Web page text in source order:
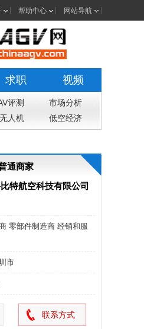
帮助中心 网站导航
求职
视频
评测
市场分析
人机 低空经济
通商家
特航空科技有限公司
零部件制造商 经销和服
市
联系方式